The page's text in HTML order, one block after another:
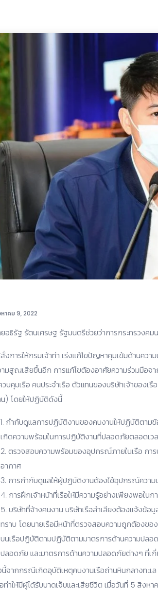
าคม 9, 2022
อธิรัฐ รัตนเศรษฐ รัฐมนตรีช่วยว่าการกระทรวงคม
งการให้กรมเจ้าท่า เร่งแก้ไขปัญหาคุมเข้มด้านคว
มสูญเสียขึ้นอีก การแก้ไขต้องอาศัยความร่วมมือจา
บคุมเรือ คนประจำเรือ ตัวแทนของบริษัทเจ้าของ
) โดยให้ปฏิบัติดังนี้
กำกับดูแลการปฏิบัติงานของคนงานให้ปฏิบัติตาม
เกิดความพร้อมในการปฏิบัติงานที่ปลอดภัยตลอดเว
ตรวจสอบความพร้อมของอุปกรณ์ภายในเรือ กา
อากาศ
การกำกับดูแลให้ผู้ปฏิบัติงานต้องใช้อุปกรณ์ควา
การฝึกเจ้าหน้าที่เรือให้มีความรู้อย่างเพียงพอใ
บริษัทที่จ้างคนงาน บริษัทเรือลำเลียงต้องแจ้งข้อ
ทราบ โดยนายเรือมีหน้าที่ตรวจสอบความถูกต้องข
บนเรือปฏิบัติตามปฏิบัติตามมาตรการด้านความปลอ
ปลอดภัย และมาตรการด้านความปลอดภัยต่างๆ ที่เ
จากกรณีเกิดอุบัติเหตุคนงานเรือถ่านหินกลางทะเล
ทำให้มีผู้ได้รับบาดเจ็บและเสียชีวิต เมื่อวันที่ 5 สิง